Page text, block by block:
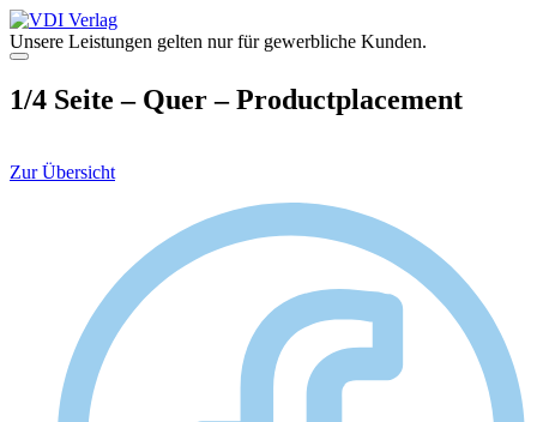
Zum
Inhalt
springen
Unsere Leistungen gelten nur für gewerbliche Kunden.
Menü
1/4 Seite – Quer – Productplacement
Zur Übersicht